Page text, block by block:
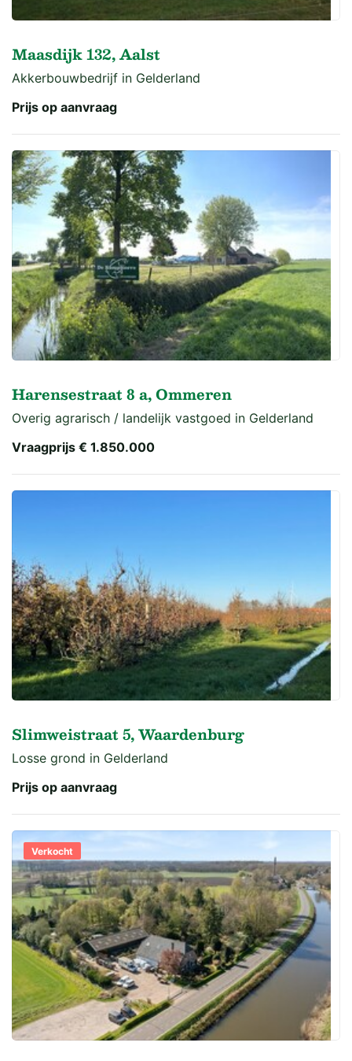
Maasdijk 132, Aalst
Akkerbouwbedrijf in Gelderland
Prijs op aanvraag
Harensestraat 8 a, Ommeren
Overig agrarisch / landelijk vastgoed in Gelderland
Vraagprijs € 1.850.000
Slimweistraat 5, Waardenburg
Losse grond in Gelderland
Prijs op aanvraag
Verkocht